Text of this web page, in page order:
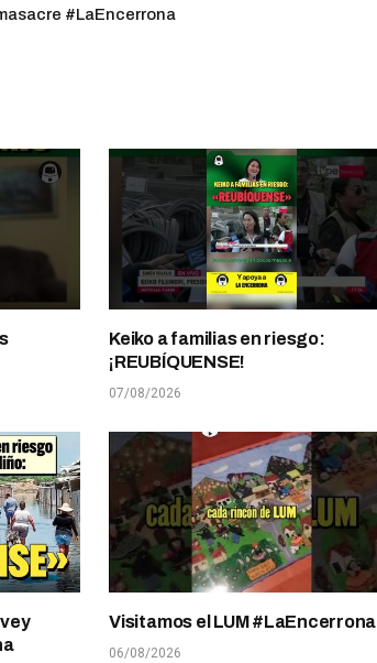
#LaEncerrona
Keiko a familias en riesgo:
¡REUBÍQUENSE!
07/08/2026
Visitamos el LUM #LaEncerrona
06/08/2026